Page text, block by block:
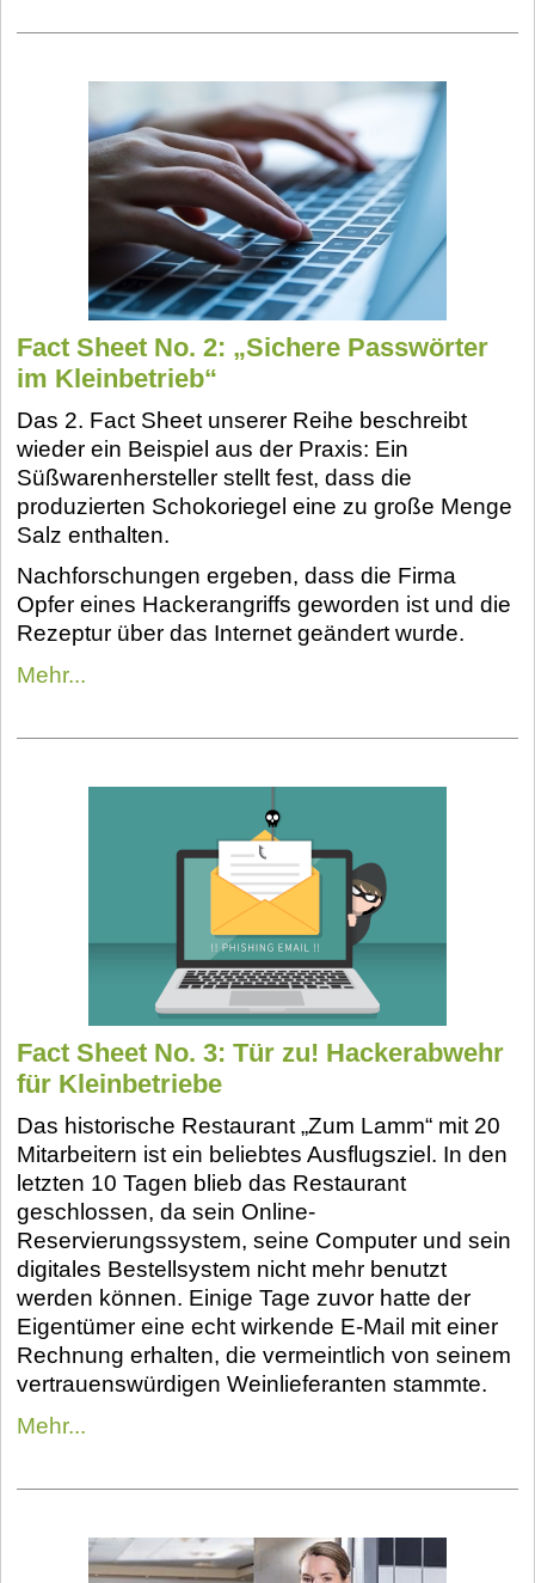
Fact Sheet No. 2: „Sichere Passwörter
im Kleinbetrieb“
Das 2. Fact Sheet unserer Reihe beschreibt
wieder ein Beispiel aus der Praxis: Ein
Süßwarenhersteller stellt fest, dass die
produzierten Schokoriegel eine zu große Menge
Salz enthalten.
Nachforschungen ergeben, dass die Firma
Opfer eines Hackerangriffs geworden ist und die
Rezeptur über das Internet geändert wurde.
Mehr...
Fact Sheet No. 3: Tür zu! Hackerabwehr
für Kleinbetriebe
Das historische Restaurant „Zum Lamm“ mit 20
Mitarbeitern ist ein beliebtes Ausflugsziel. In den
letzten 10 Tagen blieb das Restaurant
geschlossen, da sein Online-
Reservierungssystem, seine Computer und sein
digitales Bestellsystem nicht mehr benutzt
werden können. Einige Tage zuvor hatte der
Eigentümer eine echt wirkende E-Mail mit einer
Rechnung erhalten, die vermeintlich von seinem
vertrauenswürdigen Weinlieferanten stammte.
Mehr...